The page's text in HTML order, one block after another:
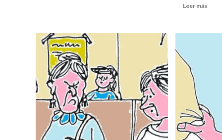
para
la
celebración
dominical
de
Palabra
(18
de
julio
de
2021)
Leer más